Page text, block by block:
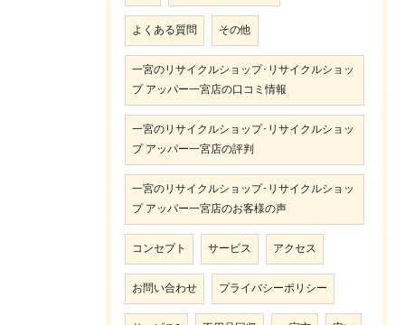
よくある質問 その他
一宮のリサイクルショップ･リサイクルショッ
プ アッパー一宮店の口コミ情報
一宮のリサイクルショップ･リサイクルショッ
プ アッパー一宮店の評判
一宮のリサイクルショップ･リサイクルショッ
プ アッパー一宮店のお客様の声
コンセプト サービス アクセス
お問い合わせ プライバシーポリシー